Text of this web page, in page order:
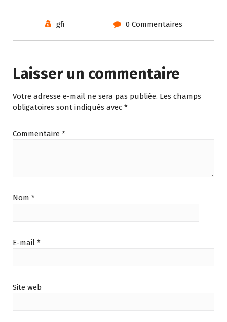
gfi 0 Commentaires
Laisser un commentaire
Votre adresse e-mail ne sera pas publiée. Les champs
obligatoires sont indiqués avec *
Commentaire *
Nom *
E-mail *
Site web